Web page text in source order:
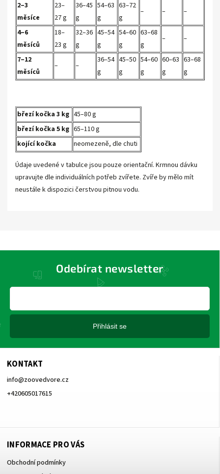
2–3
měsíce
23–
27 g
36–45
g
54–63
g
63–72
g
– – –
4–6
měsíců
18–
23 g
32–36
g
45–54
g
54–60
g
63–68
g
– –
7–12
měsíců
– –
36–54
g
45–50
g
54–60
g
60–63
g
63–68
g
březí kočka 3 kg 45–80 g
březí kočka 5 kg 65–110 g
kojící kočka
neomezeně, dle chuti
Údaje uvedené v tabulce jsou pouze orientační. Krmnou dávku
upravujte dle individuálních potřeb zvířete. Zvíře by mělo mít
neustále k dispozici čerstvou pitnou vodu.
KONTAKT
info@zoovedvore.cz
+420605017615
INFORMACE PRO VÁS
Obchodní podmínky
Odebírat newsletter
Přihlásit se